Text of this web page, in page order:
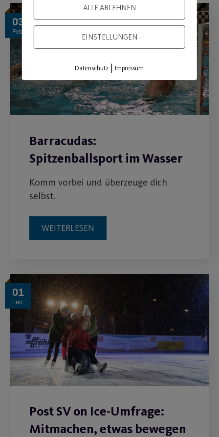
03
Feb.
Barracudas:
Spitzenballsport im Wasser
Komm vorbei und überzeuge dich
selbst.
WEITERLESEN
01
Feb.
Post SV on Ice-Umfrage:
Mitmachen, etwas bewegen
ALLE ABLEHNEN
EINSTELLUNGEN
Datenschutz |Impressum